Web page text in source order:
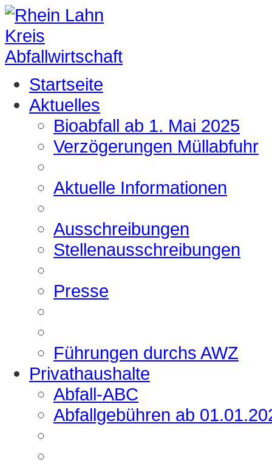
Startseite
Aktuelles
Bioabfall ab 1. Mai 2025
Verzögerungen Müllabfuhr
Aktuelle Informationen
Ausschreibungen
Stellenausschreibungen
Presse
Führungen durchs AWZ
Privathaushalte
Abfall-ABC
Abfallgebühren ab